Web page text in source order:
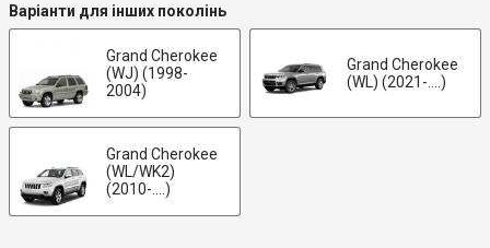
Варіанти для інших поколінь
Grand Cherokee
(WJ) (1998-
2004)
Grand Cherokee
(WL) (2021-....)
Grand Cherokee
(WL/WK2)
(2010-....)